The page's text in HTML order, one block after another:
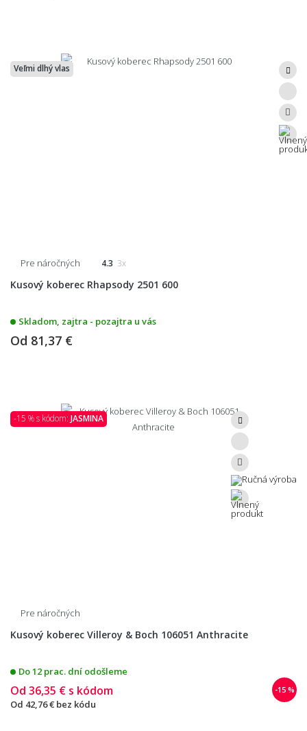
Veľmi dlhý vlas
Pre náročných 4.3 3x
Kusový koberec Rhapsody 2501 600
Skladom, zajtra - pozajtra u vás
Od 81,37 €
-15 % s kódom: JASMINA
Pre náročných
Kusový koberec Villeroy & Boch 106051 Anthracite
Do 12 prac. dní odošleme
-15 %
Od 36,35 € s kódom
Od 42,76 € bez kódu